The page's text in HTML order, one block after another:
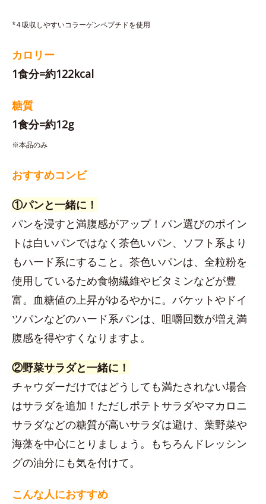
*4 吸収しやすいコラーゲンペプチドを使用
カロリー
1食分=約122kcal
糖質
1食分=約12g
※本品のみ
おすすめコンビ
①パンと一緒に！
パンを浸すと満腹感がアップ！パン選びのポイン
トは白いパンではなく茶色いパン、ソフト系より
もハード系にすること。茶色いパンは、全粒粉を
使用しているため食物繊維やビタミンなどが豊
富。血糖値の上昇がゆるやかに。バケットやドイ
ツパンなどのハード系パンは、咀嚼回数が増え満
腹感を得やすくなりますよ。
②野菜サラダと一緒に！
チャウダーだけではどうしても満たされない場合
はサラダを追加！ただしポテトサラダやマカロニ
サラダなどの糖質が高いサラダは避け、葉野菜や
海藻を中心にとりましょう。もちろんドレッシン
グの油分にも気を付けて。
こんな人におすすめ